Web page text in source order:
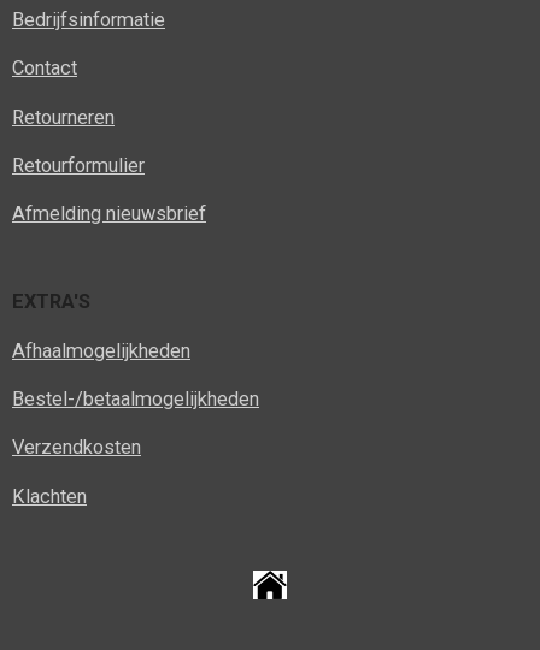
Bedrijfsinformatie
Contact
Retourneren
Retourformulier
Afmelding nieuwsbrief
EXTRA'S
Afhaalmogelijkheden
Bestel-/betaalmogelijkheden
Verzendkosten
Klachten